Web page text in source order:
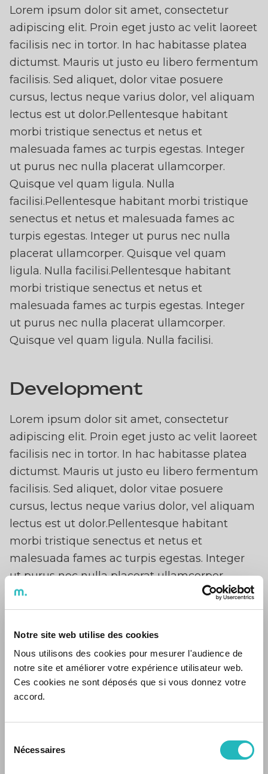
Notre site web utilise des cookies
Nous utilisons des cookies pour mesurer l'audience de
notre site et améliorer votre expérience utilisateur web.
Ces cookies ne sont déposés que si vous donnez votre
accord.
Nécessaires
Lorem ipsum dolor sit amet, consectetur
adipiscing elit. Proin eget justo ac velit laoreet
facilisis nec in tortor. In hac habitasse platea
dictumst. Mauris ut justo eu libero fermentum
facilisis. Sed aliquet, dolor vitae posuere
cursus, lectus neque varius dolor, vel aliquam
lectus est ut dolor.Pellentesque habitant
morbi tristique senectus et netus et
malesuada fames ac turpis egestas. Integer
ut purus nec nulla placerat ullamcorper.
Quisque vel quam ligula. Nulla
facilisi.Pellentesque habitant morbi tristique
senectus et netus et malesuada fames ac
turpis egestas. Integer ut purus nec nulla
placerat ullamcorper. Quisque vel quam
ligula. Nulla facilisi.Pellentesque habitant
morbi tristique senectus et netus et
malesuada fames ac turpis egestas. Integer
ut purus nec nulla placerat ullamcorper.
Quisque vel quam ligula. Nulla facilisi.
Development
Lorem ipsum dolor sit amet, consectetur
adipiscing elit. Proin eget justo ac velit laoreet
facilisis nec in tortor. In hac habitasse platea
dictumst. Mauris ut justo eu libero fermentum
facilisis. Sed aliquet, dolor vitae posuere
cursus, lectus neque varius dolor, vel aliquam
lectus est ut dolor.Pellentesque habitant
morbi tristique senectus et netus et
malesuada fames ac turpis egestas. Integer
ut purus nec nulla placerat ullamcorper.
Quisque vel quam ligula. Nulla
facilisi.Pellentesque habitant morbi tristique
placerat ullamcorper. Quisque vel quam
ligula. Nulla facilisi.Pellentesque habitant
morbi tristique senectus et netus et
Quisque vel quam ligula. Nulla facilisi.